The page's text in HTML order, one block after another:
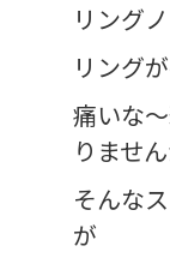
リング
リング
痛いな
りませ
そんな
が